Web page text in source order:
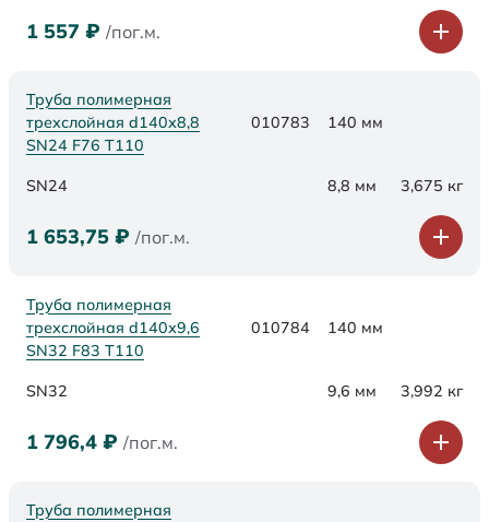
1 557 ₽ /пог.м.
Труба полимерная
трехслойная d140х8,8
SN24 F76 Т110
010783 140 мм
SN24 8,8 мм 3,675 кг
1 653,75 ₽ /пог.м.
Труба полимерная
трехслойная d140х9,6
SN32 F83 Т110
010784 140 мм
SN32 9,6 мм 3,992 кг
1 796,4 ₽ /пог.м.
Труба полимерная